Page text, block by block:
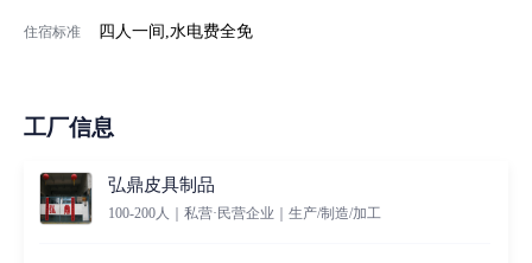
住宿标准 四人一间,水电费全免
工厂信息
弘鼎皮具制品
100-200人｜私营·民营企业｜生产/制造/加工